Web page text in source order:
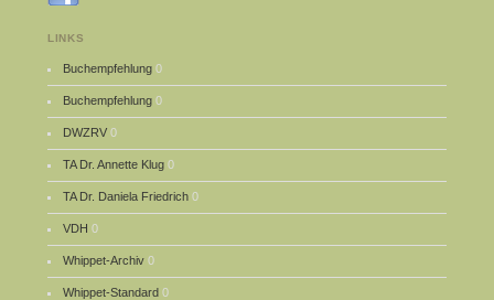
LINKS
Buchempfehlung 0
Buchempfehlung 0
DWZRV 0
TA Dr. Annette Klug 0
TA Dr. Daniela Friedrich 0
VDH 0
Whippet-Archiv 0
Whippet-Standard 0